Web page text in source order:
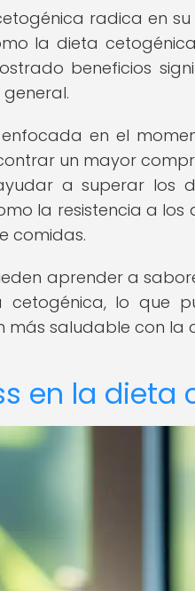
radica en
la dieta
beneficios
en el
un mayor
a superar los
la resistencia a
comidas.
aprender a
cetogénica, lo que
saludable con la
en la dieta